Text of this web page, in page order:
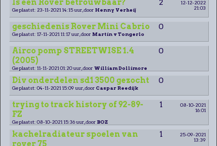
Is een Rover betrouwbaar? 2
12-12-2022
21:03
Geplaatst: 23-11-2021 14:15 uur, door Henny Verheij
geschiedenis Rover Mini Cabrio 0
Geplaatst: 17-11-2021 11:17 uur, door Martin v Tongerlo
Airco pomp STREETWISE 1.4
(2005)
0
Geplaatst: 11-11-2021 01:20 uur, door William Dollimore
Div onderdelen sd1 3500 gezocht 0
Geplaatst: 04-11-2021 15:09 uur, door Caspar Reedijk
trying to track history of 92-89-
FZ
1
08-10-2021
16:01
Geplaatst: 08-10-2021 15:36 uur, door BOZ
kachelradiateur spoelen van
rover 75
1
25-09-2021
13:39